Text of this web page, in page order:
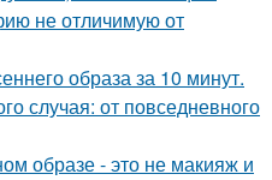
не отличимую от
образа за 10 минут.
случая: от повседневного
образе - это не макияж и